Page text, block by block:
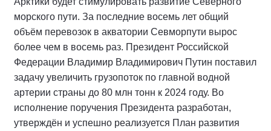
морского пути. За последние восемь лет общий
объём перевозок в акватории Севморпути вырос
более чем в восемь раз. Президент Российской
Федерации Владимир Владимирович Путин поставил
задачу увеличить грузопоток по главной водной
артерии страны до 80 млн тонн к 2024 году. Во
исполнение поручения Президента разработан,
утверждён и успешно реализуется План развития